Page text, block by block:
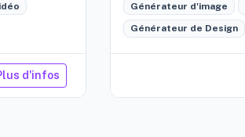
d'infos
Générateur d'image
Générateur de Design